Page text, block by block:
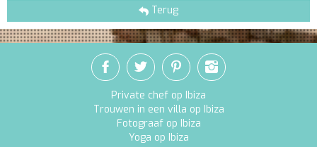
Terug
Private chef op Ibiza
Trouwen in een villa op Ibiza
Fotograaf op Ibiza
Yoga op Ibiza